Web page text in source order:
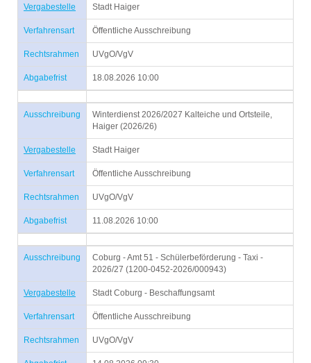
Vergabestelle Stadt Haiger
Verfahrensart Öffentliche Ausschreibung
Rechtsrahmen UVgO/VgV
Abgabefrist 18.08.2026 10:00
Ausschreibung
Winterdienst 2026/2027 Kalteiche und Ortsteile,
Haiger (2026/26)
Vergabestelle Stadt Haiger
Verfahrensart Öffentliche Ausschreibung
Rechtsrahmen UVgO/VgV
Abgabefrist 11.08.2026 10:00
Ausschreibung
Coburg - Amt 51 - Schülerbeförderung - Taxi -
2026/27 (1200-0452-2026/000943)
Vergabestelle Stadt Coburg - Beschaffungsamt
Verfahrensart Öffentliche Ausschreibung
Rechtsrahmen UVgO/VgV